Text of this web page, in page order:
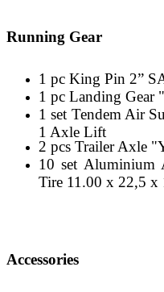
Running Gear
1 pc King Pin 2”
1 pc Landing Gear
1 set Tendem Air
1 Axle Lift
2 pcs Trailer Axle
10 set Aluminium
Tire 11.00 x 22,5 x
Accessories